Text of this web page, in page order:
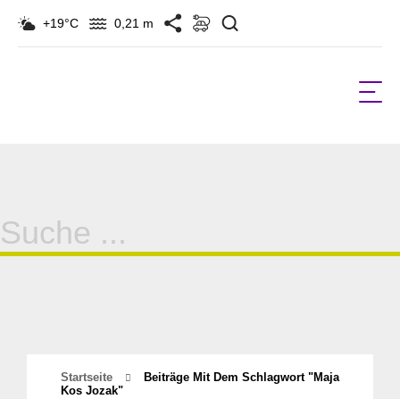
+19°C 0,21 m
Suche
für:
Startseite
Beiträge Mit Dem Schlagwort "maja
Kos Jozak"